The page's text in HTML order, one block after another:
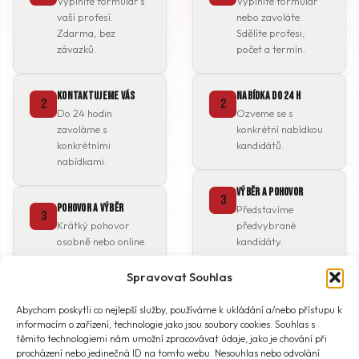
Spravovat Souhlas
Abychom poskytli co nejlepší služby, používáme k ukládání a/nebo přístupu k
informacím o zařízení, technologie jako jsou soubory cookies. Souhlas s
těmito technologiemi nám umožní zpracovávat údaje, jako je chování při
procházení nebo jedinečná ID na tomto webu. Nesouhlas nebo odvolání
vaší profesí.
Zdarma, bez
závazků.
2 Kontaktujeme vás
Do 24 hodin
zavoláme s
konkrétními
nabídkami.
3 Pohovor a výběr
Krátký pohovor
osobně nebo online.
Smlouva, pojištění,
ubytování, doprava
— vše zařízeno.
nebo zavoláte.
Sdělíte profesi,
počet a termín.
2 Nabídka do 24 h
Ozveme se s
konkrétní nabídkou
kandidátů.
3 Výběr a pohovor
Představíme
předvybrané
kandidáty.
Smlouvy, doprava,
ubytování — vše za
vás.